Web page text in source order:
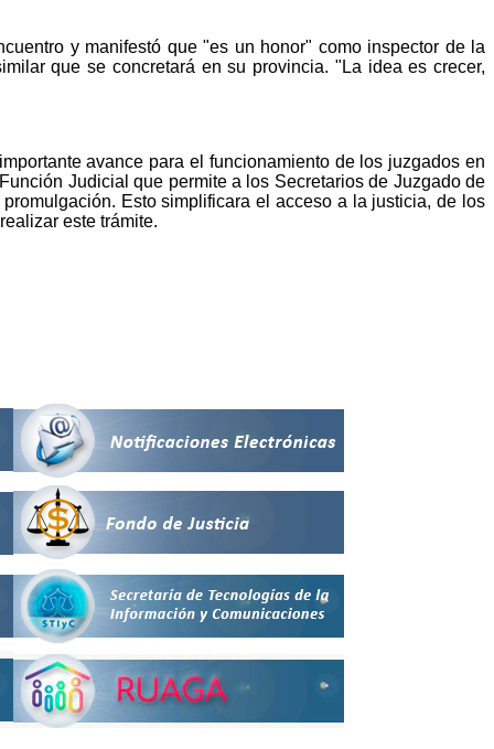
y manifestó que "es un honor" como inspector de la
que se concretará en su provincia. "La idea es crecer,
avance para el funcionamiento de los juzgados en
Judicial que permite a los Secretarios de Juzgado de
Esto simplificara el acceso a la justicia, de los
este trámite.